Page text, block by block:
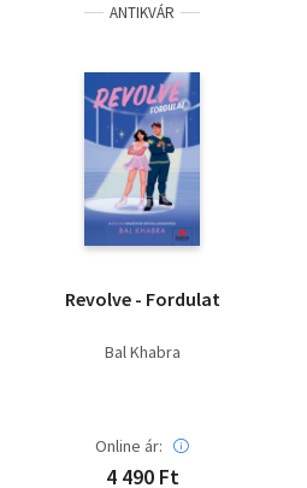
ANTIKVÁR
Revolve - Fordulat
Bal Khabra
Online ár:
4 490 Ft